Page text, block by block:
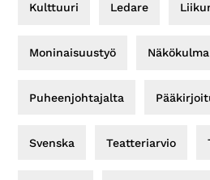
Kulttuuri Ledare
Moninaisuustyö Näkökulma
Puheenjohtajalta
Svenska Teatteriarvio